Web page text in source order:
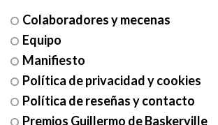
Colaboradores y mecenas
Equipo
Manifiesto
Política de privacidad y cookies
Política de reseñas y contacto
Premios Guillermo de Baskerville